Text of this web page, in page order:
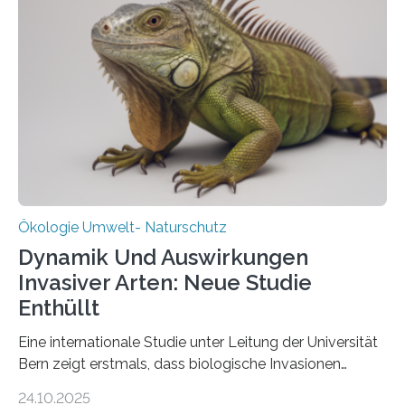
Bundesministerium für Landwirtschaft, Ernährung und
Heimat. Braunschweig/Eberswalde (23. Oktober 2025).
Ein Netz aus 155 Messstationen spannt sich neuerdings
über Deutschlands Moorböden. Eingerichtet wurden sie
in den vergangenen fünf Jahren von
Wissenschaftlerinnen und Wissenschaftlern des
Thünen-Instituts für Agrarklimaschutz…
Ökologie Umwelt- Naturschutz
Dynamik Und Auswirkungen
Invasiver Arten: Neue Studie
Enthüllt
Eine internationale Studie unter Leitung der Universität
Bern zeigt erstmals, dass biologische Invasionen
24.10.2025